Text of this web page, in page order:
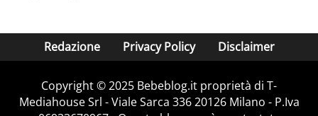
Redazione Privacy Policy Disclaimer
Copyright © 2025 Bebeblog.it proprietà di T-
Mediahouse Srl - Viale Sarca 336 20126 Milano - P.Iva